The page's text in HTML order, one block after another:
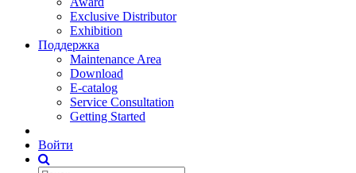
Exclusive Distributor
Exhibition
Поддержка
Maintenance Area
Download
E-catalog
Service Consultation
Getting Started
Войти